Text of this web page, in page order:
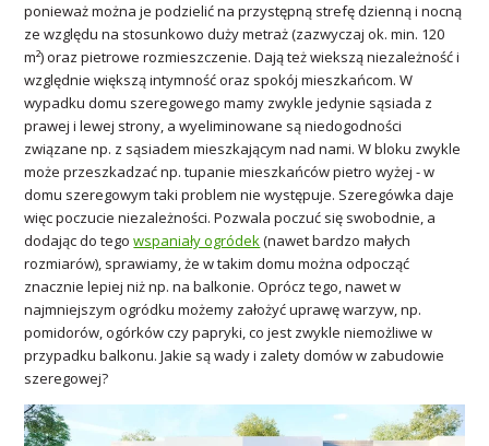
ponieważ można je podzielić na przystępną strefę dzienną i nocną
ze względu na stosunkowo duży metraż (zazwyczaj ok. min. 120
m²) oraz pietrowe rozmieszczenie. Dają też wiekszą niezależność i
względnie większą intymność oraz spokój mieszkańcom. W
wypadku domu szeregowego mamy zwykle jedynie sąsiada z
prawej i lewej strony, a wyeliminowane są niedogodności
związane np. z sąsiadem mieszkającym nad nami. W bloku zwykle
może przeszkadzać np. tupanie mieszkańców pietro wyżej - w
domu szeregowym taki problem nie występuje. Szeregówka daje
więc poczucie niezależności. Pozwala poczuć się swobodnie, a
dodając do tegowspaniały ogródek(nawet bardzo małych
rozmiarów), sprawiamy, że w takim domu można odpocząć
znacznie lepiej niż np. na balkonie. Oprócz tego, nawet w
najmniejszym ogródku możemy założyć uprawę warzyw, np.
pomidorów, ogórków czy papryki, co jest zwykle niemożliwe w
przypadku balkonu. Jakie są wady i zalety domów w zabudowie
szeregowej?